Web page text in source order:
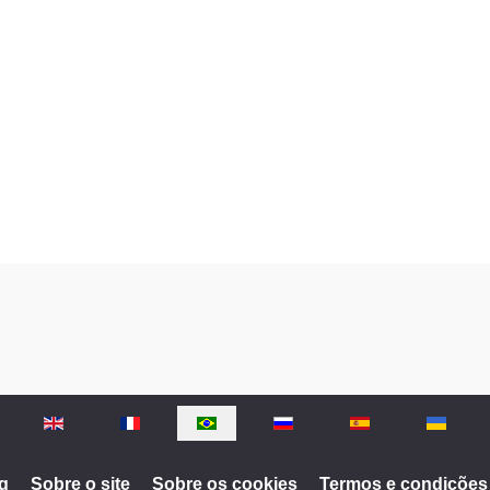
Sobre o site Sobre os cookies Termos e condições